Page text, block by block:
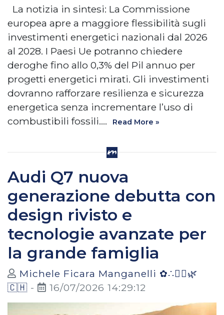
La notizia in sintesi: La Commissione
europea apre a maggiore flessibilità sugli
investimenti energetici nazionali dal 2026
al 2028. I Paesi Ue potranno chiedere
deroghe fino allo 0,3% del Pil annuo per
progetti energetici mirati. Gli investimenti
dovranno rafforzare resilienza e sicurezza
energetica senza incrementare l’uso di
combustibili fossili.…
Read More »
Audi Q7 nuova
generazione debutta con
design rivisto e
tecnologie avanzate per
la grande famiglia
Michele Ficara Manganelli ✿∴♛🌿
🇨🇭 - 16/07/2026 14:29:12